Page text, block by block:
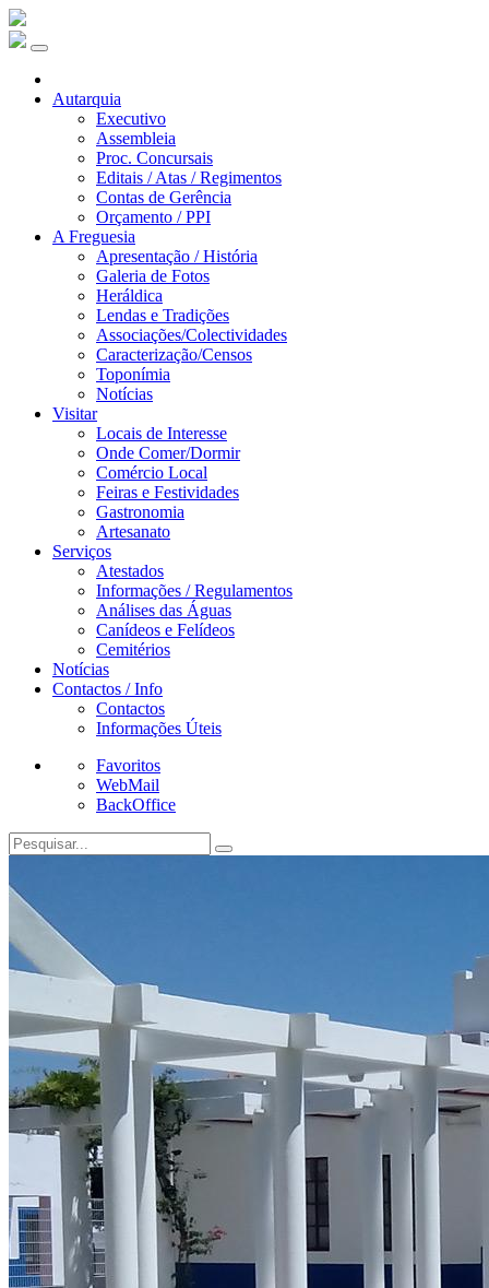
Autarquia
Executivo
Assembleia
Proc. Concursais
Editais / Atas / Regimentos
Contas de Gerência
Orçamento / PPI
A Freguesia
Apresentação / História
Galeria de Fotos
Heráldica
Lendas e Tradições
Associações/Colectividades
Caracterização/Censos
Toponímia
Notícias
Visitar
Locais de Interesse
Onde Comer/Dormir
Comércio Local
Feiras e Festividades
Gastronomia
Artesanato
Serviços
Atestados
Informações / Regulamentos
Análises das Águas
Canídeos e Felídeos
Cemitérios
Notícias
Contactos / Info
Contactos
Informações Úteis
Favoritos
WebMail
BackOffice